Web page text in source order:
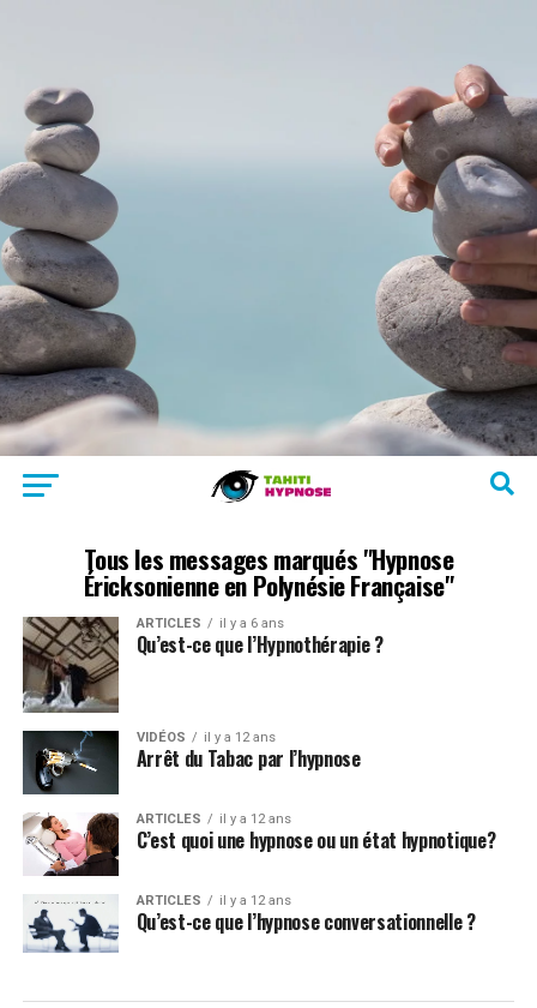
Tous les messages marqués "Hypnose
Éricksonienne en Polynésie Française"
ARTICLES il y a 6 ans
Qu’est-ce que l’Hypnothérapie ?
VIDÉOS il y a 12 ans
Arrêt du Tabac par l’hypnose
ARTICLES il y a 12 ans
C’est quoi une hypnose ou un état hypnotique?
ARTICLES il y a 12 ans
Qu’est-ce que l’hypnose conversationnelle ?